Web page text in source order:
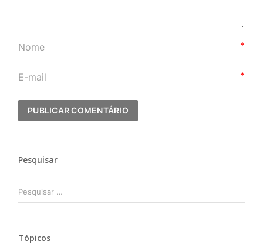
*
*
Pesquisar
por:
Tópicos